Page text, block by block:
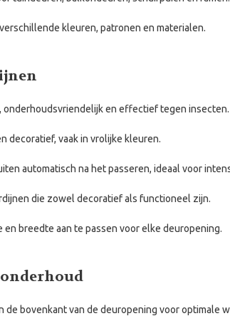
kleuren, patronen en materialen.
en effectief tegen insecten.
decoratief, vaak in vrolijke kleuren.
automatisch na het passeren, ideaal voor
die zowel decoratief als functioneel zijn.
breedte aan te passen voor elke deuropening.
de bovenkant van de deuropening voor optimale